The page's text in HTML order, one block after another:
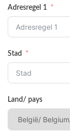
Adresregel 1
Stad
Land/ pays